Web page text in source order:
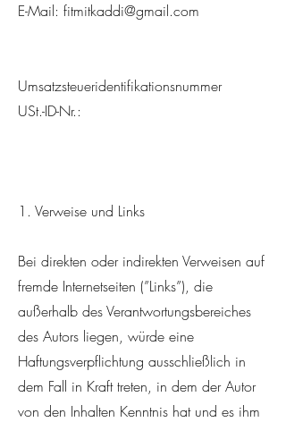
E-Mail: fitmitkaddi@gmail.com
Umsatzsteueridentifikationsnummer
USt.-ID-Nr.:
1. Verweise und Links
Bei direkten oder indirekten Verweisen auf
fremde Internetseiten (”Links”), die
außerhalb des Verantwortungsbereiches
des Autors liegen, würde eine
Haftungsverpflichtung ausschließlich in
dem Fall in Kraft treten, in dem der Autor
von den Inhalten Kenntnis hat und es ihm